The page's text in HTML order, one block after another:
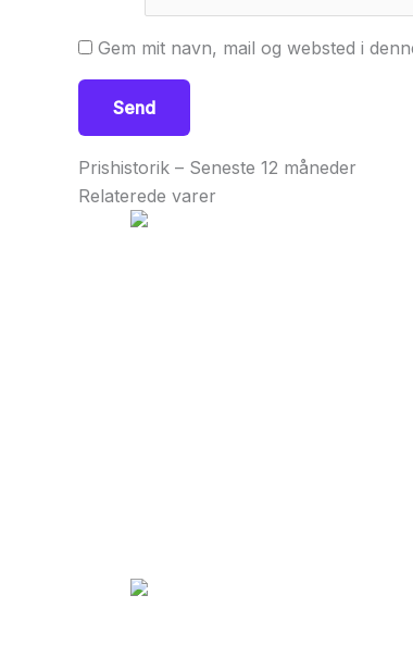
Gem mit navn, mail og websted i
Prishistorik – Seneste 12 måneder
Relaterede varer